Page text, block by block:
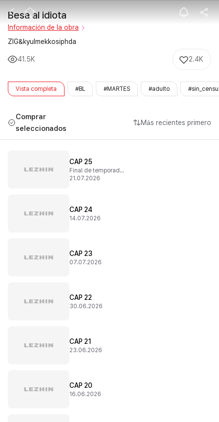
Besa al idiota
Besa al idiota
Información de la obra
ZIG&kyulmekkosiphda
41.5K 2.4K
Vista completa #BL #MARTES #adulto
Comprar
seleccionados
Más recientes primero
CAP 25
Final de temporada 1
21.07.2026
CAP 24
14.07.2026
CAP 23
07.07.2026
CAP 22
30.06.2026
CAP 21
23.06.2026
CAP 20
16.06.2026